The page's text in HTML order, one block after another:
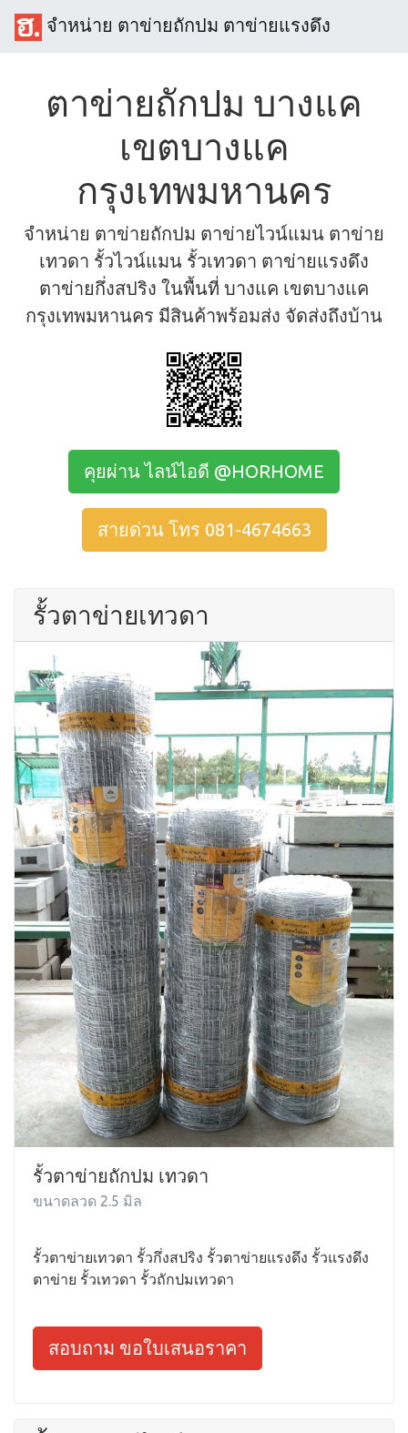
จำหน่าย ตาข่ายถักปม ตาข่ายแรงดึง
ตาข่ายถักปม บางแค
เขตบางแค
กรุงเทพมหานคร
จำหน่าย ตาข่ายถักปม ตาข่ายไวน์แมน ตาข่าย
เทวดา รั้วไวน์แมน รั้วเทวดา ตาข่ายแรงดึง
ตาข่ายกึ่งสปริง ในพื้นที่ บางแค เขตบางแค
กรุงเทพมหานคร มีสินค้าพร้อมส่ง จัดส่งถึงบ้าน
คุยผ่าน ไลน์ไอดี @HORHOME
สายด่วน โทร 081-4674663
รั้วตาข่ายเทวดา
รั้วตาข่ายถักปม เทวดา
ขนาดลวด 2.5 มิล
รั้วตาข่ายเทวดา รั้วกึ่งสปริง รั้วตาข่ายแรงดึง รั้วแรงดึง
ตาข่าย รั้วเทวดา รั้วถักปมเทวดา
สอบถาม ขอใบเสนอราคา